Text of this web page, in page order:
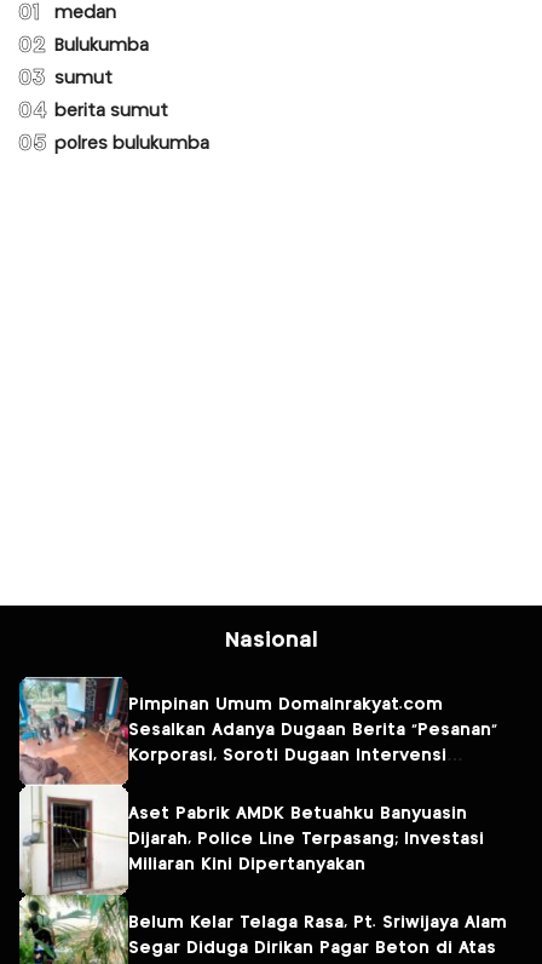
01 medan
02 Bulukumba
03 sumut
04 berita sumut
05 polres bulukumba
Nasional
Pimpinan Umum Domainrakyat.com
Sesalkan Adanya Dugaan Berita “Pesanan”
Korporasi, Soroti Dugaan Intervensi
Lingkungan
Aset Pabrik AMDK Betuahku Banyuasin
Dijarah, Police Line Terpasang; Investasi
Miliaran Kini Dipertanyakan
Belum Kelar Telaga Rasa, Pt. Sriwijaya Alam
Segar Diduga Dirikan Pagar Beton di Atas